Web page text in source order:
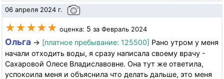
06 апреля 2024 г.
★★★★★ оценка: 5 за Февраль 2024
Ольга → [платное пребывание: 125500] Рано утром у меня
начали отходить воды, я сразу написала своему врачу -
Сахаровой Олесе Владиславовне. Она тут же ответила,
успокоила меня и объяснила что делать дальше, это меня